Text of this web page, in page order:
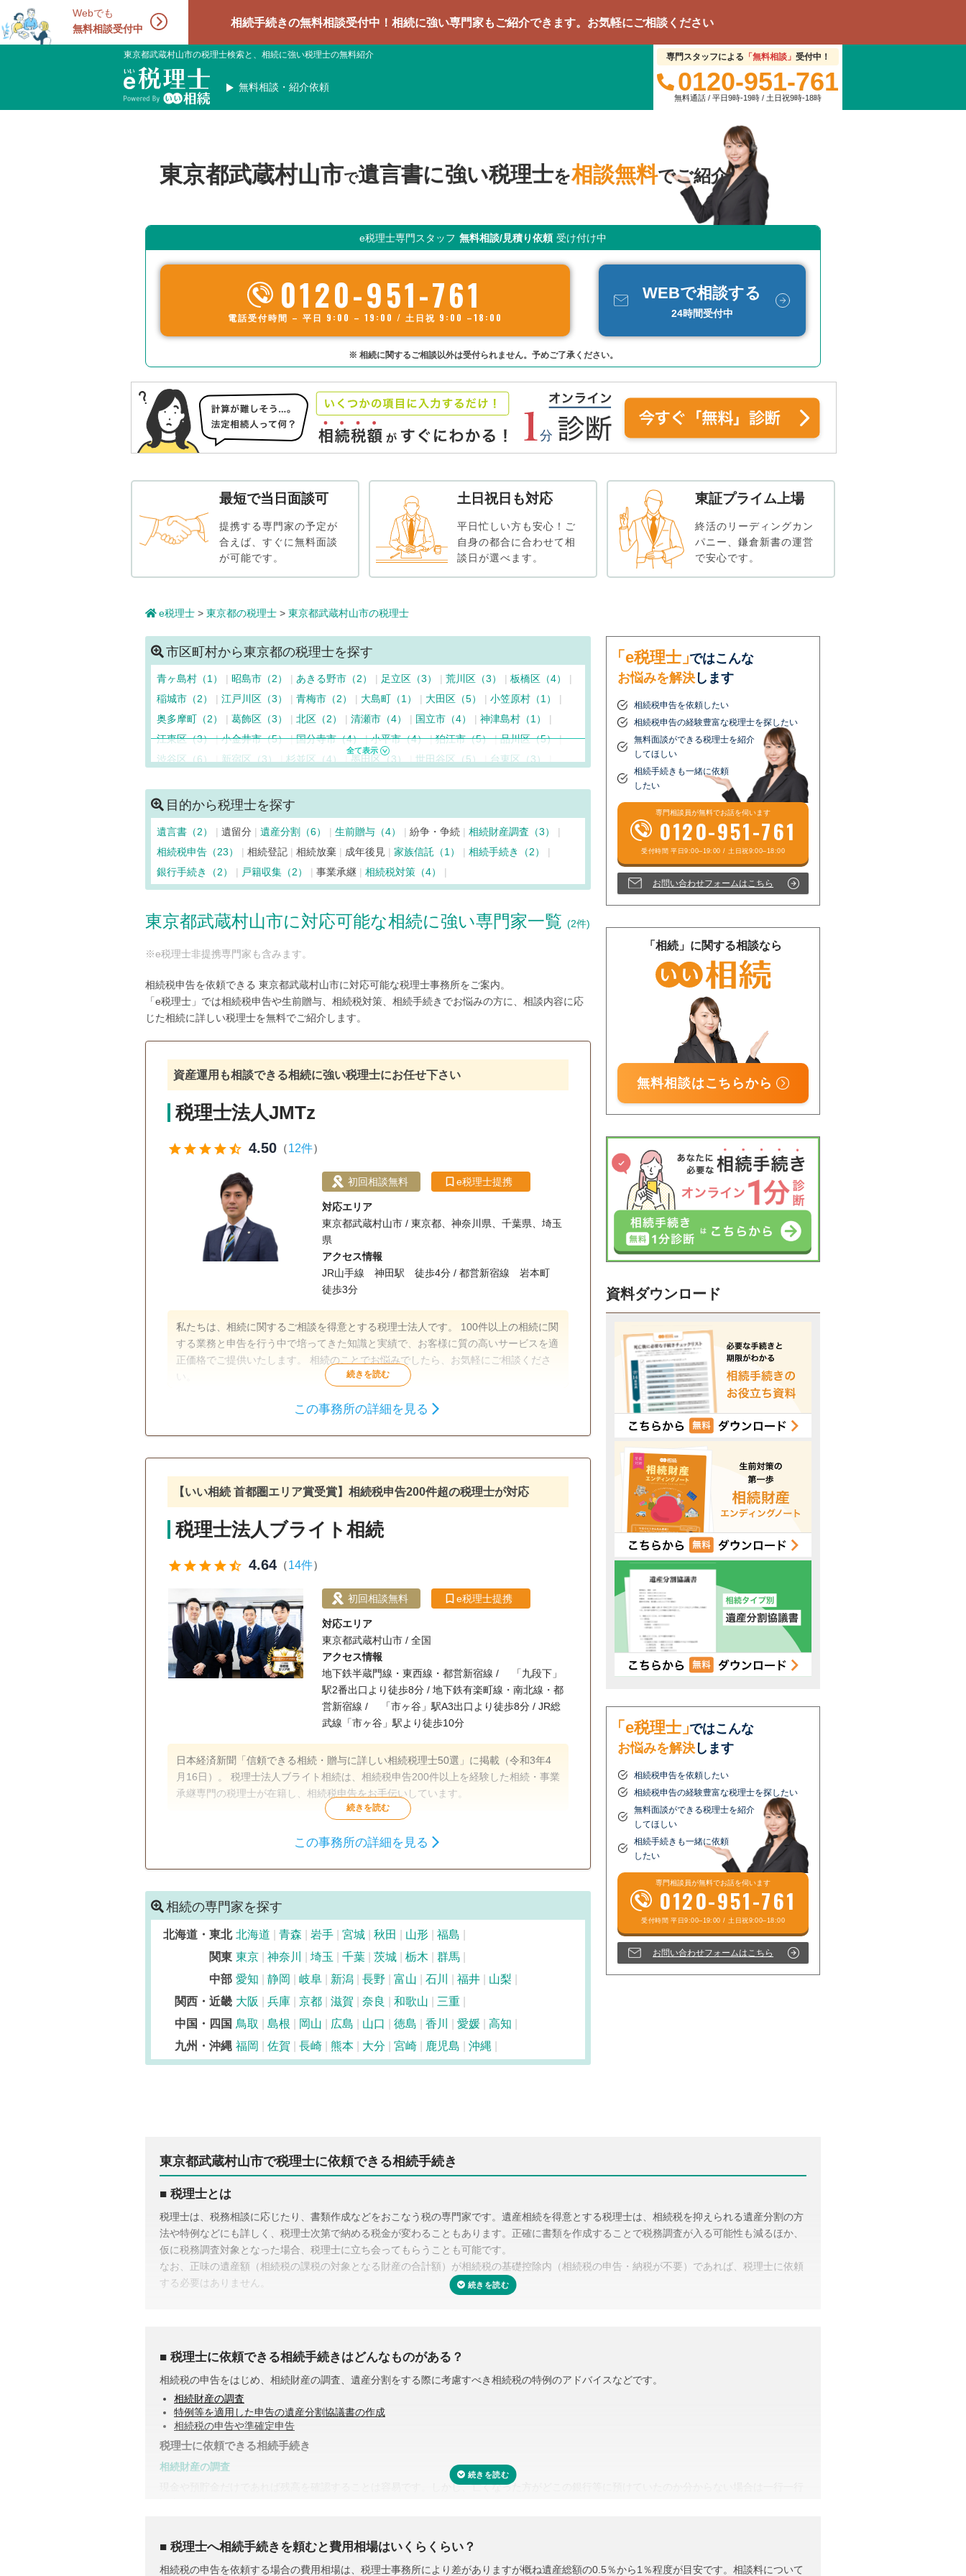
Webでも
無料相談受付中
相続手続きの無料相談受付中！相続に強い専門家もご紹介できます。お気軽にご相談ください
東京都武蔵村山市の税理士検索と、相続に強い税理士の無料紹介
無料相談・紹介依頼
専門スタッフによる 「無料相談」 受付中！
0120-951-761
無料通話 / 平日9時-19時 / 土日祝9時-18時
東京都武蔵村山市で遺言書に強い税理士を相談無料でご紹介
e税理士専門スタッフ 無料相談/見積り依頼 受け付け中
0120-951-761
電話受付時間 – 平日 9:00 – 19:00 / 土日祝 9:00 –18:00
WEBで相談する
24時間受付中
※ 相続に関するご相談以外は受付られません。予めご了承ください。
最短で当日面談可
提携する専門家の予定が
合えば、すぐに無料面談
が可能です。
土日祝日も対応
平日忙しい方も安心！ご
自身の都合に合わせて相
談日が選べます。
東証プライム上場
終活のリーディングカン
パニー、鎌倉新書の運営
で安心です。
e税理士 > 東京都の税理士 > 東京都武蔵村山市の税理士
市区町村から東京都の税理士を探す
青ヶ島村（1） 昭島市（2） あきる野市（2） 足立区（3） 荒川区（3）
板橋区（4）
稲城市（2）
江戸川区（3） 青梅市（2） 大島町（1） 大田区（5）
小笠原村（1）
奥多摩町（2）
葛飾区（3） 北区（2） 清瀬市（4） 国立市（4）
神津島村（1）
江東区（3） 小金井市（5） 国分寺市（4） 小平市（4） 狛江市（5） 品川区（5）
渋谷区（6）
新宿区（3） 杉並区（4） 墨田区（3） 世田谷区（5）
台東区（3）
利島村（1）
中野区（4） 新島村（1）
八丈島八丈町（1） 羽村市（2） 東久留米市（4） 東村山市（4） 東大和市（5）
日野市（2）
日の出町（2） 檜原村（2） 府中市（6） 福生市（2） 文京区（8）
町田市（3）
御蔵島村（1） 瑞穂町（1） 三鷹市（5） 港区（5） 三宅島三宅村（1）
武蔵野市（5）
武蔵村山市（2） 目黒区（5）
目的から税理士を探す
遺言書（2） 遺留分 遺産分割（6） 生前贈与（4） 紛争・争続
相続財産調査（3）
相続税申告（23）
相続登記 相続放棄 成年後見 家族信託（1）
相続手続き（2）
銀行手続き（2）
戸籍収集（2） 事業承継 相続税対策（4）
東京都武蔵村山市に対応可能な相続に強い専門家一覧 (2件)
※e税理士非提携専門家も含みます。
相続税申告を依頼できる 東京都武蔵村山市に対応可能な税理士事務所をご案内。
「e税理士」では相続税申告や生前贈与、相続税対策、相続手続きでお悩みの方に、相談内容に応
じた相続に詳しい税理士を無料でご紹介します。
資産運用も相談できる相続に強い税理士にお任せ下さい
税理士法人JMTz
starstarstarstarstar_half 4.50 （12件）
初回相談無料 e税理士提携
対応エリア
東京都武蔵村山市 / 東京都、神奈川県、千葉県、埼玉
県
アクセス情報
JR山手線 神田駅 徒歩4分 / 都営新宿線 岩本町
徒歩3分
私たちは、相続に関するご相談を得意とする税理士法人です。 100件以上の相続に関
する業務と申告を行う中で培ってきた知識と実績で、お客様に質の高いサービスを適
正価格でご提供いたします。 相続のことでお悩みでしたら、お気軽にご相談くださ
い。
遺産分割 生前贈与 相続財産調査
オンライン面談可 事務所面談可
この事務所の詳細を見る
【いい相続 首都圏エリア賞受賞】相続税申告200件超の税理士が対応
税理士法人ブライト相続
starstarstarstarstar_half 4.64 （14件）
初回相談無料 e税理士提携
対応エリア
東京都武蔵村山市 / 全国
アクセス情報
地下鉄半蔵門線・東西線・都営新宿線 / 「九段下」
駅2番出口より徒歩8分 / 地下鉄有楽町線・南北線・都
営新宿線 / 「市ヶ谷」駅A3出口より徒歩8分 / JR総
武線「市ヶ谷」駅より徒歩10分
日本経済新聞「信頼できる相続・贈与に詳しい相続税理士50選」に掲載（令和3年4
月16日）。 税理士法人ブライト相続は、相続税申告200件以上を経験した相続・事業
承継専門の税理士が在籍し、相続税申告をお手伝いしています。
生前贈与 相続財産調査
18時以降相談可
この事務所の詳細を見る
相続の専門家を探す
北海道・東北 北海道 青森 岩手 宮城 秋田 山形
福島
関東 東京 神奈川 埼玉 千葉 茨城 栃木
群馬
中部 愛知 静岡 岐阜 新潟 長野 富山 石川 福井
山梨
関西・近畿 大阪 兵庫 京都 滋賀 奈良 和歌山
三重
中国・四国 鳥取 島根 岡山 広島 山口 徳島 香川 愛媛
高知
九州・沖縄 福岡 佐賀 長崎 熊本 大分 宮崎 鹿児島 沖縄
「e税理士」ではこんな
お悩みを解決 します
相続税申告を依頼したい
相続税申告の経験豊富な税理士を探したい
無料面談ができる税理士を紹介
してほしい
相続手続きも一緒に依頼
したい
専門相談員が無料でお話を伺います
0120-951-761
受付時間 平日9:00–19:00 / 土日祝9:00–18:00
お問い合わせフォームはこちら
「相続」に関する相談なら
無料相談はこちらから
資料ダウンロード
「e税理士」ではこんな
お悩みを解決 します
相続税申告を依頼したい
相続税申告の経験豊富な税理士を探したい
無料面談ができる税理士を紹介
してほしい
相続手続きも一緒に依頼
したい
専門相談員が無料でお話を伺います
0120-951-761
お問い合わせフォームはこちら
東京都武蔵村山市で税理士に依頼できる相続手続き
税理士とは
税理士は、税務相談に応じたり、書類作成などをおこなう税の専門家です。遺産相続を得意とする税理士は、相続税を抑えられる遺産分割の方
法や特例などにも詳しく、税理士次第で納める税金が変わることもあります。正確に書類を作成することで税務調査が入る可能性も減るほか、
仮に税務調査対象となった場合、税理士に立ち会ってもらうことも可能です。
なお、正味の遺産額（相続税の課税の対象となる財産の合計額）が相続税の基礎控除内（相続税の申告・納税が不要）であれば、税理士に依頼
する必要はありません。
税理士に依頼できる相続手続きはどんなものがある？
相続税の申告をはじめ、相続財産の調査、遺産分割をする際に考慮すべき相続税の特例のアドバイスなどです。
相続財産の調査
特例等を適用した申告の遺産分割協議書の作成
相続税の申告や準確定申告
税理士に依頼できる相続手続き
相続財産の調査
現金や預貯金だけであれば残高を確認することは容易です。しかし、亡くなった方がどこの銀行等に預けていたのか分からない場合は一行一行
とで合わせて収集・管理が可能になり、取り直しや多く取りすぎなどの手間・無駄が省けます。
税理士へ相続手続きを頼むと費用相場はいくらくらい？
相続税の申告を依頼する場合の費用相場は、税理士事務所により差がありますが概ね遺産総額の0.5％から1％程度が目安です。相談料について